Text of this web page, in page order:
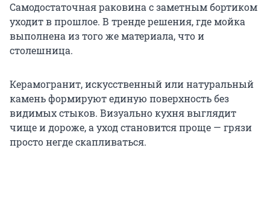
Самодостаточная раковина с заметным бортиком
уходит в прошлое. В тренде решения, где мойка
выполнена из того же материала, что и
столешница.
Керамогранит, искусственный или натуральный
камень формируют единую поверхность без
видимых стыков. Визуально кухня выглядит
чище и дороже, а уход становится проще — грязи
просто негде скапливаться.